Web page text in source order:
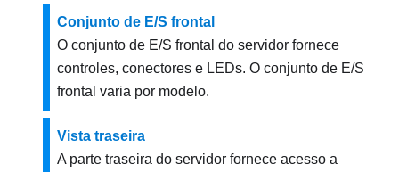
Conjunto de E/S frontal
O conjunto de E/S frontal do servidor fornece
controles, conectores e LEDs. O conjunto de E/S
frontal varia por modelo.
Vista traseira
A parte traseira do servidor fornece acesso a